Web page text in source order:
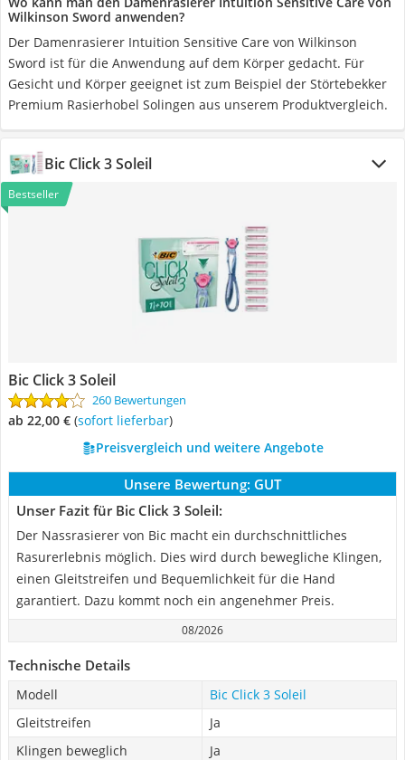
Wilkinson Sword anwenden?
Der Damenrasierer Intuition Sensitive Care von Wilkinson
Sword ist für die Anwendung auf dem Körper gedacht. Für
Gesicht und Körper geeignet ist zum Beispiel der Störtebekker
Premium Rasierhobel Solingen aus unserem Produktvergleich.
Bic Click 3 Soleil
Bestseller
Bic Click 3 Soleil
260 Bewertungen
ab 22,00 € ( Sofort lieferbar)
Preisvergleich und weitere Angebote
Unsere Bewertung: GUT
Unser Fazit für Bic Click 3 Soleil:
Der Nassrasierer von Bic macht ein durchschnittliches
Rasurerlebnis möglich. Dies wird durch bewegliche Klingen,
einen Gleitstreifen und Bequemlichkeit für die Hand
garantiert. Dazu kommt noch ein angenehmer Preis.
08/2026
Technische Details
Modell
Bic Click 3 Soleil
Gleitstreifen
Ja
Klingen beweglich
Ja